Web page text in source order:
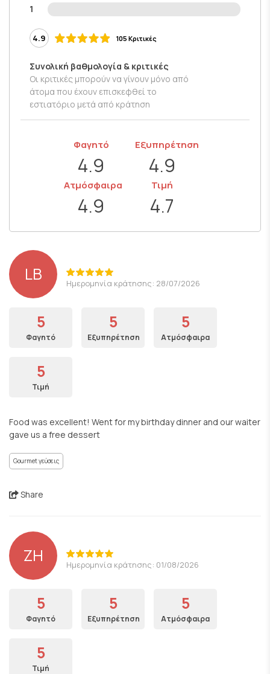
1
4.9 105 Κριτικές
Συνολική βαθμολογία & κριτικές
Οι κριτικές μπορούν να γίνουν μόνο από
άτομα που έχουν επισκεφθεί το
εστιατόριο μετά από κράτηση
Φαγητό
4.9
Εξυπηρέτηση
4.9
Ατμόσφαιρα
4.9
Τιμή
4.7
LB Ημερομηνία κράτησης: 28/07/2026
5
Φαγητό
5
Εξυπηρέτηση
5
Ατμόσφαιρα
5
Τιμή
Food was excellent! Went for my birthday dinner and our waiter
gave us a free dessert
Gourmet γεύσεις
Share
ZH Ημερομηνία κράτησης: 01/08/2026
5
Φαγητό
5
Εξυπηρέτηση
5
Ατμόσφαιρα
5
Τιμή